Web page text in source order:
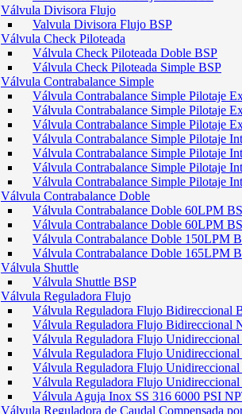
Válvula Divisora Flujo
Valvula Divisora Flujo BSP
Válvula Check Piloteada
Válvula Check Piloteada Doble BSP
Válvula Check Piloteada Simple BSP
Válvula Contrabalance Simple
Válvula Contrabalance Simple Pilotaje
Válvula Contrabalance Simple Pilotaje
Válvula Contrabalance Simple Pilotaje
Válvula Contrabalance Simple Pilotaje
Válvula Contrabalance Simple Pilotaje
Válvula Contrabalance Simple Pilotaje
Válvula Contrabalance Simple Pilotaje
Válvula Contrabalance Doble
Válvula Contrabalance Doble 60LPM
Válvula Contrabalance Doble 60LPM
Válvula Contrabalance Doble 150LPM
Válvula Contrabalance Doble 165LPM
Válvula Shuttle
Válvula Shuttle BSP
Válvula Reguladora Flujo
Válvula Reguladora Flujo Bidireccional
Válvula Reguladora Flujo Bidireccional
Válvula Reguladora Flujo Unidireccional
Válvula Reguladora Flujo
Válvula Reguladora Flujo
Válvula Reguladora Flujo Unidireccional
Válvula Aguja Inox SS 316 6000 PSI
Válvula Reguladora de Caudal Compensada